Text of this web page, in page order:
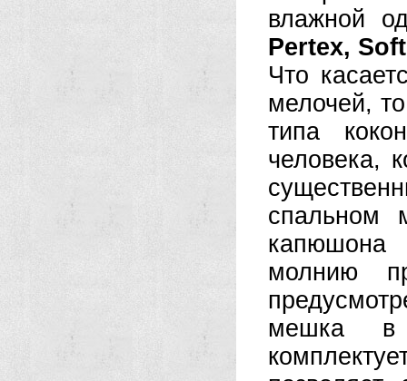
влажной
Pertex,
Что
мелочей,
типа
человека,
спальном
капюшона
молнию
мешка в